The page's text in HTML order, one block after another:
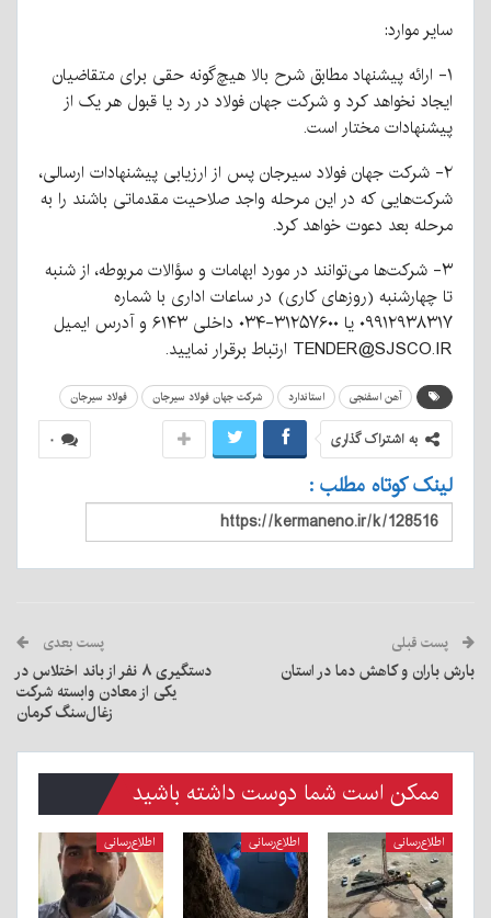
سایر موارد:
۱- ارائه پیشنهاد مطابق شرح بالا هیچ‌گونه حقی برای متقاضیان
ایجاد نخواهد کرد و شرکت جهان فولاد در رد یا قبول هر یک از
پیشنهادات مختار است.
۲- شرکت جهان فولاد سیرجان پس از ارزیابی پیشنهادات ارسالی،
شرکت‌هایی که در این مرحله واجد صلاحیت مقدماتی باشند را به
مرحله بعد دعوت خواهد کرد.
۳- شرکت‌ها می‌توانند در مورد ابهامات و سؤالات مربوطه، از شنبه
تا چهارشنبه (روزهای کاری) در ساعات اداری با شماره
۰۹۹۱۲۹۳۸۳۱۷ یا ۳۱۲۵۷۶۰۰-۰۳۴ داخلی ۶۱۴۳ و آدرس ایمیل
TENDER@SJSCO.IR ارتباط برقرار نمایید.
آهن اسفنجی استاندارد شرکت جهان فولاد سیرجان فولاد سیرجان
۰ به اشتراک گذاری
لینک کوتاه مطلب :
پست قبلی
بارش باران و کاهش دما در استان
پست بعدی
دستگیری ۸ نفر از باند اختلاس در
یکی از معادن وابسته شرکت
زغال‌سنگ کرمان
ممکن است شما دوست داشته باشید
اطلاع‌رسانی اطلاع‌رسانی اطلاع‌رسانی